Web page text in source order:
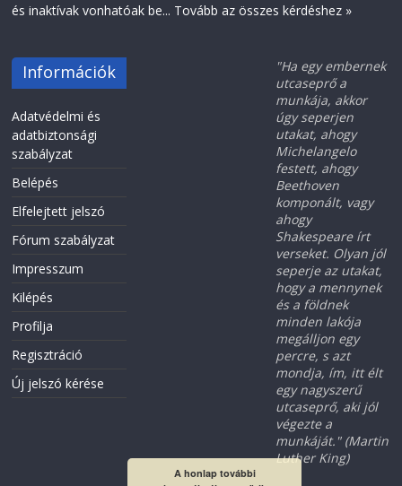
és inaktívak vonhatóak be... Tovább az összes kérdéshez »
Információk
Adatvédelmi és
adatbiztonsági
szabályzat
Belépés
Elfelejtett jelszó
Fórum szabályzat
Impresszum
Kilépés
Profilja
Regisztráció
Új jelszó kérése
"Ha egy embernek
utcaseprő a
munkája, akkor
úgy seperjen
utakat, ahogy
Michelangelo
festett, ahogy
Beethoven
komponált, vagy
ahogy
Shakespeare írt
verseket. Olyan jól
seperje az utakat,
hogy a mennynek
és a földnek
minden lakója
megálljon egy
percre, s azt
mondja, ím, itt élt
egy nagyszerű
utcaseprő, aki jól
végezte a
munkáját." (Martin
Luther King)
A honlap további